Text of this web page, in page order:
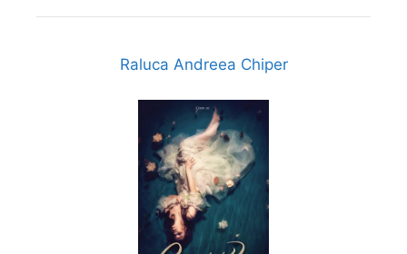
Raluca Andreea Chiper